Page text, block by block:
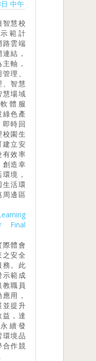
中午
智慧校
範計
路雲端
結，
軸，
理、
、智慧
慧場域
體服
綠色產
即時回
校園生
建立安
有效率
創造幸
境，
生活環
周邊區
Final
際體會
之安全
務。此
示範成
職員
用，
並提升
益，達
續發
環境品
合作競